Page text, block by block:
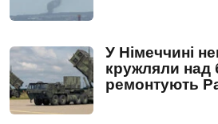
У Німеччині
кружляли над
ремонтують